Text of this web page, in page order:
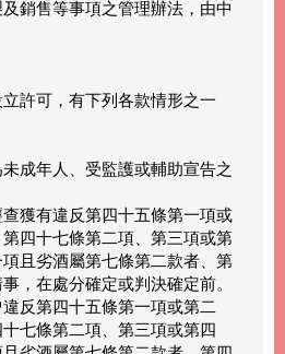
銷售等事項之管理辦法，由中
許可，有下列各款情形之一
成年人、受監護或輔助宣告之
獲有違反第四十五條第一項或
四十七條第二項、第三項或第
且劣酒屬第七條第二款者、第
，在處分確定或判決確定前。
反第四十五條第一項或第二
七條第二項、第三項或第四